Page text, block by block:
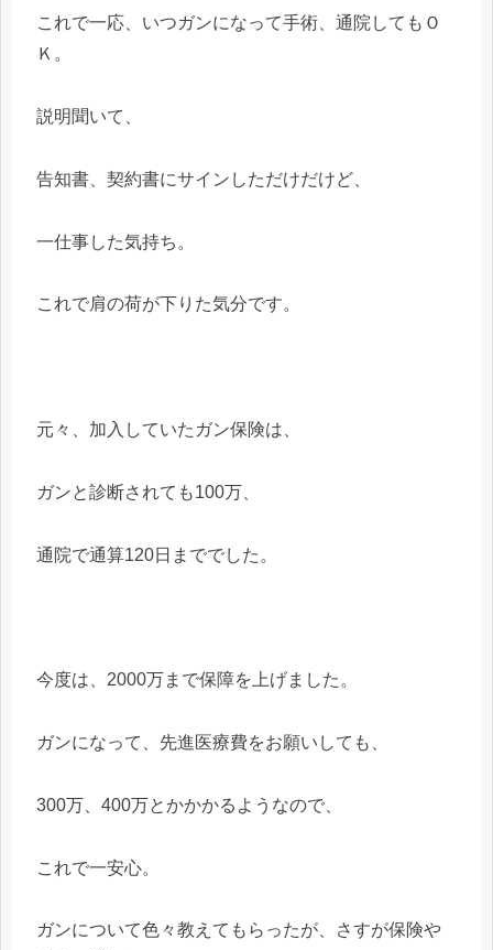
これで一応、いつガンになって手術、通院してもＯ
Ｋ。
説明聞いて、
告知書、契約書にサインしただけだけど、
一仕事した気持ち。
これで肩の荷が下りた気分です。
元々、加入していたガン保険は、
ガンと診断されても100万、
通院で通算120日まででした。
今度は、2000万まで保障を上げました。
ガンになって、先進医療費をお願いしても、
300万、400万とかかかるようなので、
これで一安心。
ガンについて色々教えてもらったが、さすが保険や